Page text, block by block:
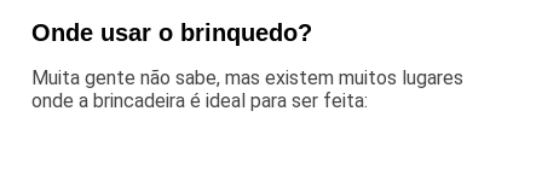
Onde usar o brinquedo?
Muita gente não sabe, mas existem muitos lugares
onde a brincadeira é ideal para ser feita: